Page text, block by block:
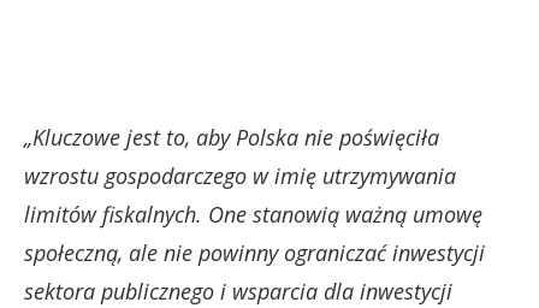
„Kluczowe jest to, aby Polska nie poświęciła
wzrostu gospodarczego w imię utrzymywania
limitów fiskalnych. One stanowią ważną umowę
społeczną, ale nie powinny ograniczać inwestycji
sektora publicznego i wsparcia dla inwestycji